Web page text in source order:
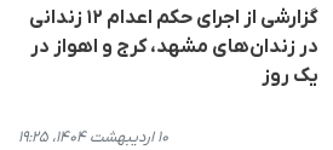
گزارشی از اجرای حکم اعدام ۱۲ زندانی
در زندان‌های مشهد، کرج و اهواز در
یک روز
۱۰ اردیبهشت ۱۴۰۴، ۱۹:۲۵